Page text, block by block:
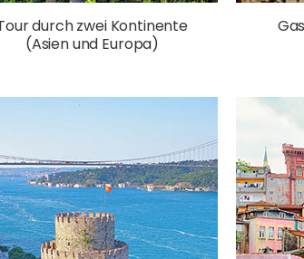
durch zwei Kontinente
(Asien und Europa)